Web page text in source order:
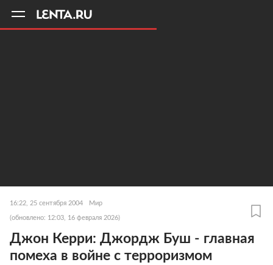
16:22, 25 сентября 2004 Мир
(обновлено: 12:03, 16 февраля 2026)
Джон Керри: Джордж Буш - главная
помеха в войне с терроризмом